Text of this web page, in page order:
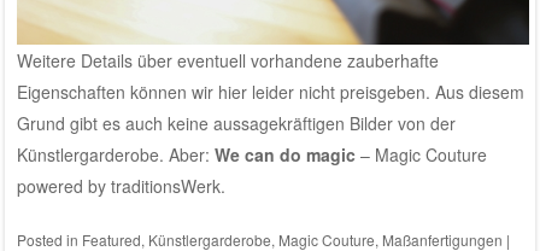
Weitere Details über eventuell vorhandene zauberhafte
Eigenschaften können wir hier leider nicht preisgeben. Aus diesem
Grund gibt es auch keine aussagekräftigen Bilder von der
Künstlergarderobe. Aber: We can do magic– Magic Couture
powered by traditionsWerk.
Posted in Featured, Künstlergarderobe, Magic Couture, Maßanfertigungen |